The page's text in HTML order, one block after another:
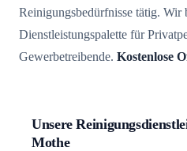
Reinigungsbedürfnisse tätig. Wir
Dienstleistungspalette für
Gewerbetreibende. Kostenlose
Unsere
Mothe